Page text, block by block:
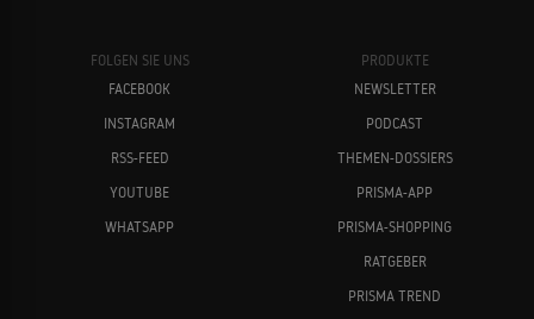
FOLGEN SIE UNS
FACEBOOK
INSTAGRAM
RSS-FEED
YOUTUBE
WHATSAPP
PRODUKTE
NEWSLETTER
PODCAST
THEMEN-DOSSIERS
PRISMA-APP
PRISMA-SHOPPING
RATGEBER
PRISMA TREND